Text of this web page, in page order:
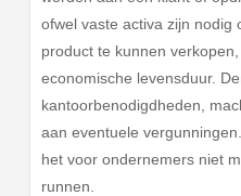
ofwel vaste activa zijn nodig
product te kunnen
economische levensduur.
kantoorbenodigdheden,
aan eventuele
het voor ondernemers niet
runnen.